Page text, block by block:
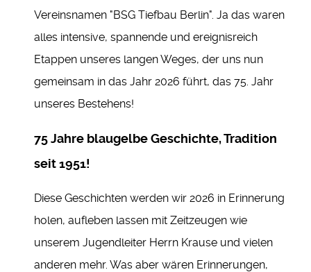
Vereinsnamen "BSG Tiefbau Berlin". Ja das waren
alles intensive, spannende und ereignisreich
Etappen unseres langen Weges, der uns nun
gemeinsam in das Jahr 2026 führt, das 75. Jahr
unseres Bestehens!
75 Jahre blaugelbe Geschichte, Tradition
seit 1951!
Diese Geschichten werden wir 2026 in Erinnerung
holen, aufleben lassen mit Zeitzeugen wie
unserem Jugendleiter Herrn Krause und vielen
anderen mehr. Was aber wären Erinnerungen,